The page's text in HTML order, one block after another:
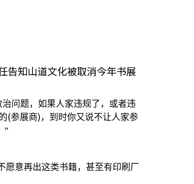
告知山道文化被取消今年书展
问题，如果人家违规了，或者违
(参展商) ，到时你又说不让人家参
”
意再出这类书籍，甚至有印刷厂